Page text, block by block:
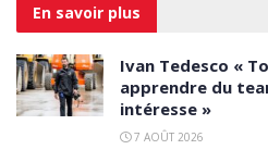
En savoir plus
Ivan Tedesco «
apprendre du
intéresse »
7 AOÛT 2026